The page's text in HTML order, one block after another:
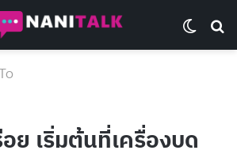
ย เริ่มต้นที่เครื่องบด